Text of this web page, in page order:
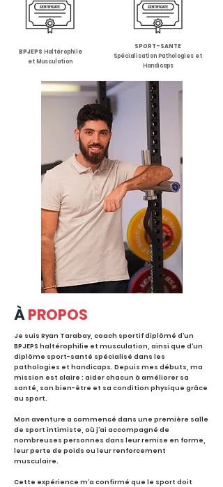
BPJEPS Haltérophile
et Musculation
SPORT-SANTE
Spécialisation Pathologies et
Handicaps
ÀPROPOS
Je suis Ryan Tarabay, coach sportif diplômé d’un
BPJEPS haltérophilie et musculation, ainsi que d’un
diplôme sport-santé spécialisé dans les
pathologies et handicaps. Depuis mes débuts, ma
mission est claire : aider chacun à améliorer sa
santé, son bien-être et sa condition physique grâce
au sport.
Mon aventure a commencé dans une première salle
de sport intimiste, où j’ai accompagné de
nombreuses personnes dans leur remise en forme,
leur perte de poids ou leur renforcement
musculaire.
Cette expérience m’a confirmé que le sport doit